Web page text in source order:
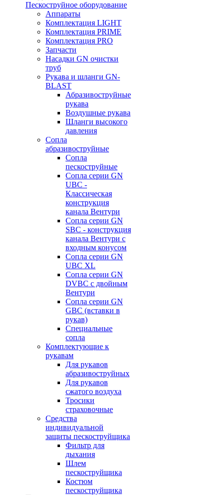
Пескоструйное оборудование
Аппараты
Комплектация LIGHT
Комплектация PRIME
Комплектация PRO
Запчасти
Насадки GN очистки
труб
Рукава и шланги GN-
BLAST
Абразивоструйные
рукава
Воздушные рукава
Шланги высокого
давления
Сопла
абразивоструйные
Сопла
пескоструйные
Сопла серии GN
UBC -
Классическая
конструкция
канала Вентури
Сопла серии GN
SBC - конструкция
канала Вентури c
входным конусом
Сопла серии GN
UBC XL
Сопла серии GN
DVBC с двойным
Вентури
Сопла серии GN
GBC (вставки в
рукав)
Специальные
сопла
Комплектующие к
рукавам
Для рукавов
абразивоструйных
Для рукавов
сжатого воздуха
Тросики
страховочные
Средства
индивидуальной
защиты пескоструйщика
Фильтр для
дыхания
Шлем
пескоструйщика
Костюм
пескоструйщика